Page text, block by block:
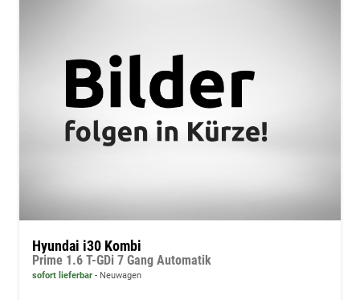
Hyundai i30 Kombi
Prime 1.6 T-GDi 7 Gang Automatik
sofort lieferbar Neuwagen